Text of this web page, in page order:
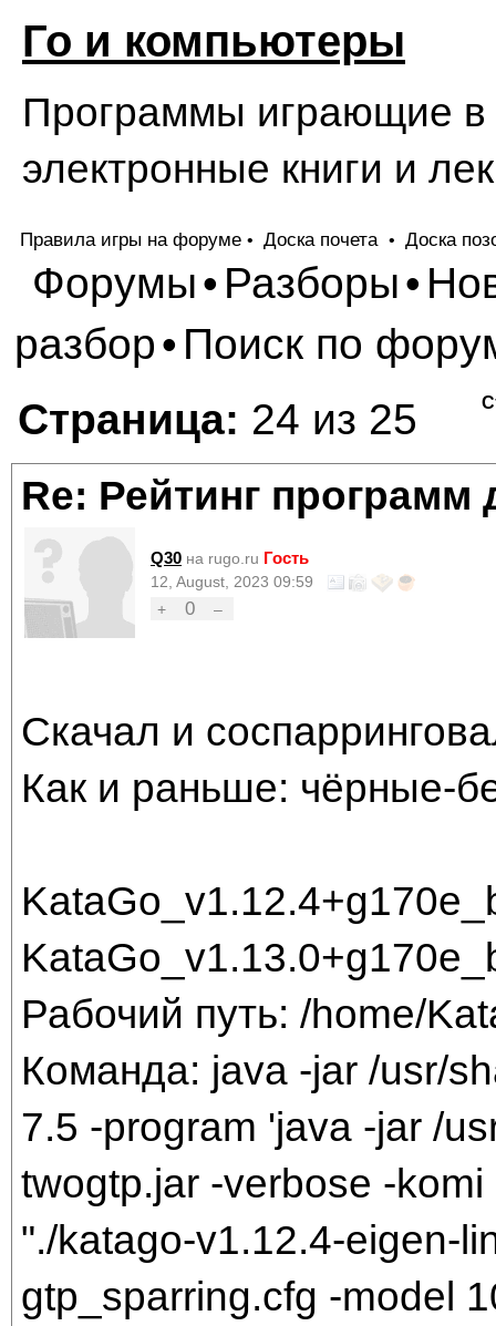
Го и компьютеры
Программы играющие в
электронные книги и
Правила игры на форуме • Доска почета • Доска
Форумы• Разборы•
разбор• Поиск по
Страница: 24 из 25
Re: Рейтинг программ
Q30 на rugo.ru Гость
12, August, 2023 09:59
+
0 –
Скачал и
Как и раньше: чёрные-
Рабочий путь: /home/
Команда: java -jar /usr/
7.5 -program 'java -jar /
twogtp.jar -verbose -
"./katago-v1.12.4-eigen-
gtp_sparring.cfg -model